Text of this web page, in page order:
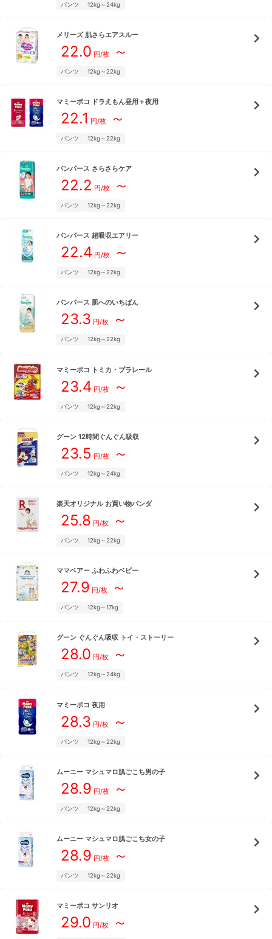
パンツ 12kg～24kg
メリーズ 肌さらエアスルー
22.0 円/枚～
パンツ 12kg～22kg
マミーポコ ドラえもん昼用＋夜用
22.1 円/枚～
パンツ 12kg～22kg
パンパース さらさらケア
22.2 円/枚～
パンツ 12kg～22kg
パンパース 超吸収エアリー
22.4 円/枚～
パンツ 12kg～22kg
パンパース 肌へのいちばん
23.3 円/枚～
パンツ 12kg～22kg
マミーポコ トミカ・プラレール
23.4 円/枚～
パンツ 12kg～22kg
グーン 12時間ぐんぐん吸収
23.5 円/枚～
パンツ 12kg～24kg
楽天オリジナル お買い物パンダ
25.8 円/枚～
パンツ 12kg～22kg
ママベアー ふわふわベビー
27.9 円/枚～
パンツ 12kg～17kg
グーン ぐんぐん吸収 トイ・ストーリー
28.0 円/枚～
パンツ 12kg～24kg
マミーポコ 夜用
28.3 円/枚～
パンツ 12kg～22kg
ムーニー マシュマロ肌ごこち男の子
28.9 円/枚～
パンツ 12kg～22kg
ムーニー マシュマロ肌ごこち女の子
28.9 円/枚～
パンツ 12kg～22kg
マミーポコ サンリオ
29.0 円/枚～